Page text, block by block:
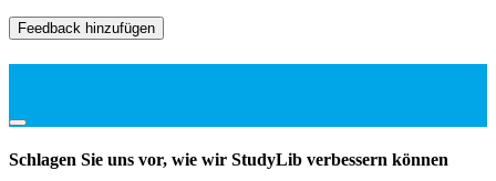
Feedback hinzufügen
Schlagen Sie uns vor, wie wir StudyLib verbessern können